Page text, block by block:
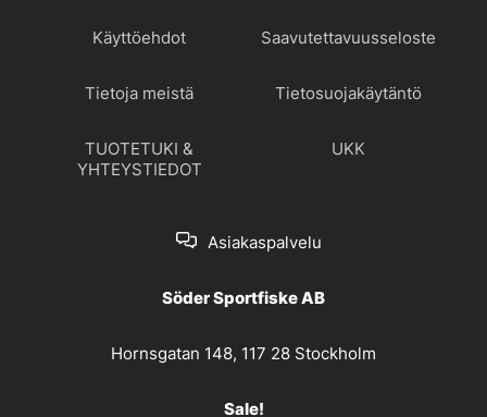
Käyttöehdot Saavutettavuusseloste
Tietoja meistä Tietosuojakäytäntö
TUOTETUKI &
YHTEYSTIEDOT
UKK
Asiakaspalvelu
Söder Sportfiske AB
Hornsgatan 148, 117 28 Stockholm
Sale!